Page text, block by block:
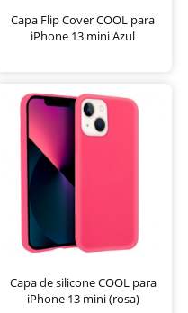
Capa Flip Cover COOL para
iPhone 13 mini Azul
Capa de silicone COOL para
iPhone 13 mini (rosa)